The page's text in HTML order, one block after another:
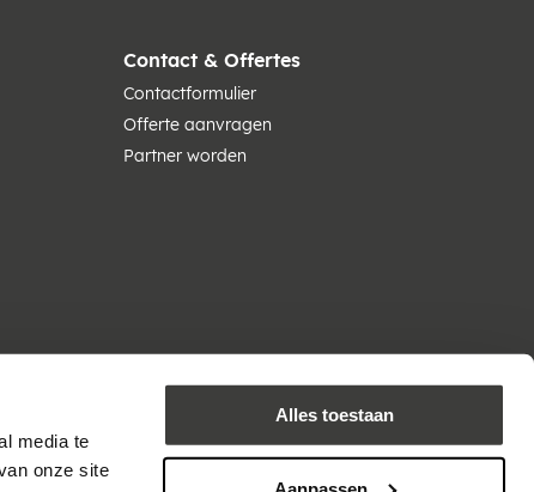
media te
onze site
Alles toestaan
Contact & Offertes
Contactformulier
Offerte aanvragen
Partner worden